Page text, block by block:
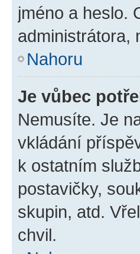
jméno a heslo.
administrátora,
Nahoru
Je vůbec
Nemusíte. Je
vkládání
k ostatním
postavičky,
skupin, atd.
chvil.